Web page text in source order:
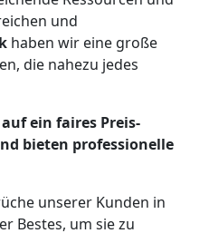
und
haben wir eine große
die nahezu jedes
ein faires Preis-
bieten professionelle
unserer Kunden in
Bestes, um sie zu